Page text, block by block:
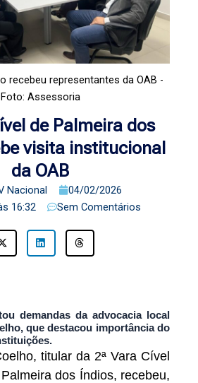
recebeu representantes da OAB -
Foto: Assessoria
de Palmeira dos
visita institucional
da OAB
Nacional
04/02/2026
16:32 Sem Comentários
demandas da advocacia local
que destacou importância do
titular da 2ª Vara Cível
dos Índios, recebeu,